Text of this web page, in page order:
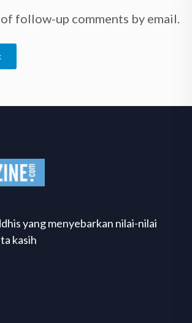
follow-up comments by email.
yang menyebarkan nilai-nilai
kasih